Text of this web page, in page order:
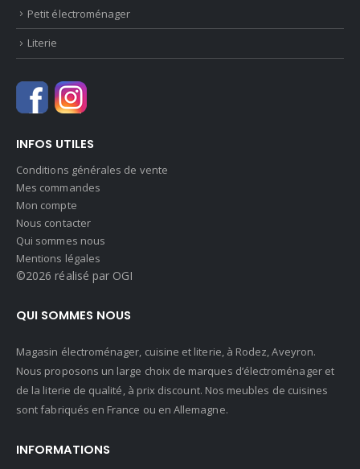
Petit électroménager
Literie
INFOS UTILES
Conditions générales de vente
Mes commandes
Mon compte
Nous contacter
Qui sommes nous
Mentions légales
©2026 réalisé par OGI
QUI SOMMES NOUS
Magasin électroménager, cuisine et literie, à Rodez, Aveyron.
Nous proposons un large choix de marques d’électroménager et
de la literie de qualité, à prix discount. Nos meubles de cuisines
sont fabriqués en France ou en Allemagne.
INFORMATIONS